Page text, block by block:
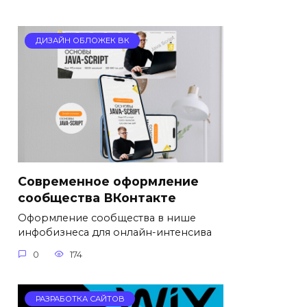
ДИЗАЙН ОБЛОЖЕК ВК
Cовременное оформление
сообщества ВКонтакте
Оформление сообщества в нише
инфобизнеса для онлайн-интенсива
0 174
РАЗРАБОТКА САЙТОВ